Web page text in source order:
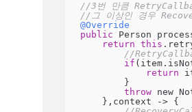
//3번 만큼
//그 이상인 경우
@Override
public Person
return this
//
if
return
          }
throw new
      },context -> {